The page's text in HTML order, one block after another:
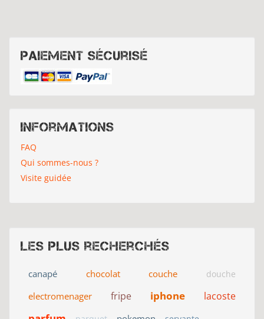
Paiement sécurisé
Informations
FAQ
Qui sommes-nous ?
Visite guidée
Les plus recherchés
canapé chocolat couche douche
electromenager fripe iphone lacoste